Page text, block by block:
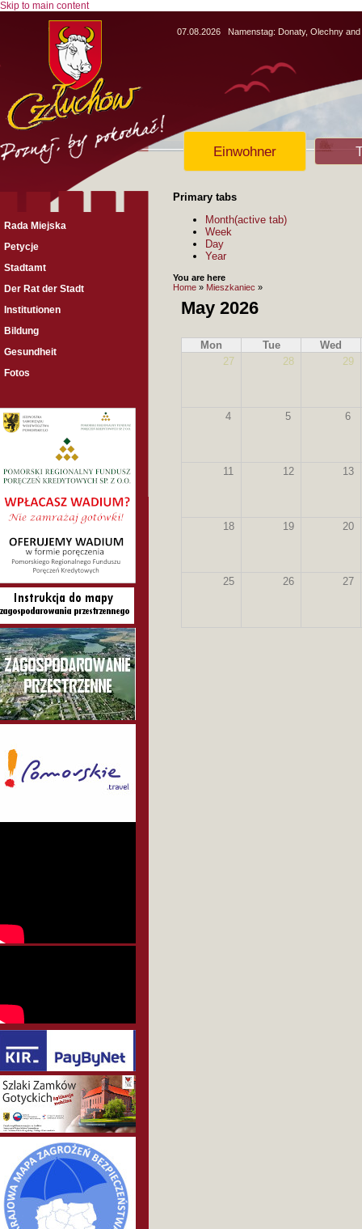
Skip to main content
07.08.2026 Namenstag: Donaty, Olechny
Einwohner
Rada Miejska
Petycje
Stadtamt
Der Rat der Stadt
Institutionen
Bildung
Gesundheit
Fotos
Primary tabs
Month(active tab)
Week
Day
Year
You are here
Home » Mieszkaniec »
May 2026
Mon Tue
Wed
27
28 29
4 5 6
11 12 13
18 19 20
25 26 27